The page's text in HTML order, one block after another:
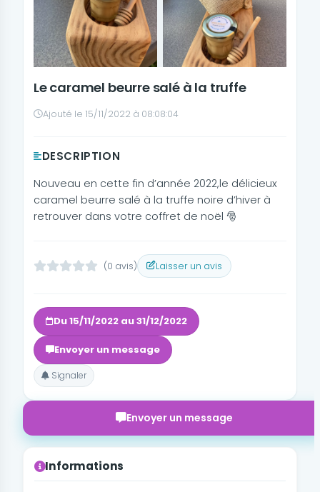
Le caramel beurre salé à la truffe
Ajouté le 15/11/2022 à 08:08:04
DESCRIPTION
Nouveau en cette fin d’année 2022,le délicieux
caramel beurre salé à la truffe noire d’hiver à
retrouver dans votre coffret de noël 🎅
(0 avis) Laisser un avis
Du 15/11/2022 au 31/12/2022
Envoyer un message
Signaler
Envoyer un message
Informations